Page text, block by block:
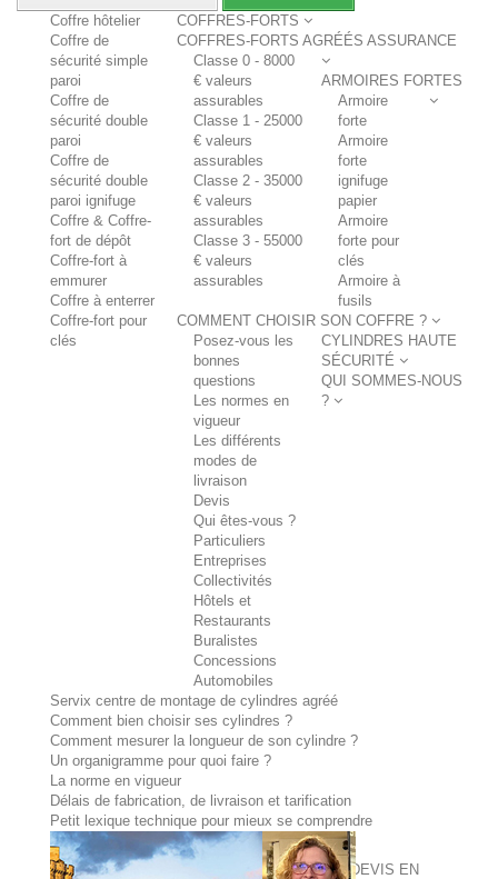
COFFRES-FORTS
Coffre hôtelier
Coffre de
sécurité simple
paroi
Coffre de
sécurité double
paroi
Coffre de
sécurité double
paroi ignifuge
Coffre & Coffre-
fort de dépôt
Coffre-fort à
emmurer
Coffre à enterrer
Coffre-fort pour
clés
COFFRES-FORTS AGRÉÉS ASSURANCE
Classe 0 - 8000
€ valeurs
assurables
Classe 1 - 25000
€ valeurs
assurables
Classe 2 - 35000
€ valeurs
assurables
Classe 3 - 55000
€ valeurs
assurables
ARMOIRES FORTES
Armoire
forte
Armoire
forte
ignifuge
papier
Armoire
forte pour
clés
Armoire à
fusils
COMMENT CHOISIR SON COFFRE ?
Posez-vous les
bonnes
questions
Les normes en
vigueur
Les différents
modes de
livraison
Devis
Qui êtes-vous ?
Particuliers
Entreprises
Collectivités
Hôtels et
Restaurants
Buralistes
Concessions
Automobiles
CYLINDRES HAUTE
SÉCURITÉ
Servix centre de montage de cylindres agréé
Comment bien choisir ses cylindres ?
Comment mesurer la longueur de son cylindre ?
Un organigramme pour quoi faire ?
La norme en vigueur
Délais de fabrication, de livraison et tarification
Petit lexique technique pour mieux se comprendre
QUI SOMMES-NOUS
?
DEVIS EN